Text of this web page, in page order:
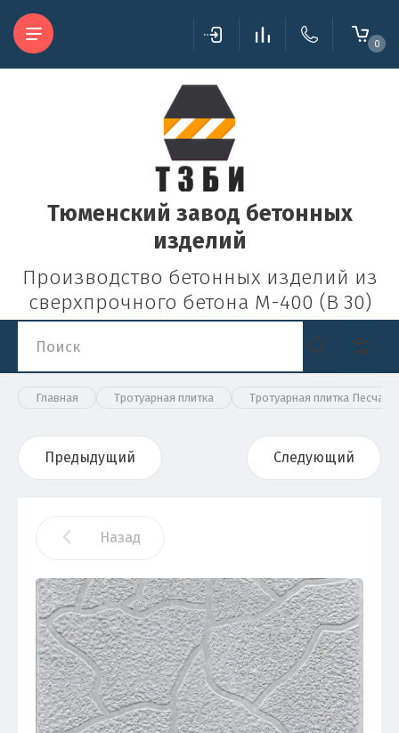
Тюменский завод бетонных
изделий
Производство бетонных изделий из
сверхпрочного бетона М-400 (В 30)
0
Главная Тротуарная плитка Тротуарная плитка
Предыдущий Следующий
Назад